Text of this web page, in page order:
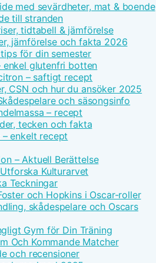
med sevärdheter, mat & boende
till stranden
tidtabell & jämförelse
jämförelse och fakta 2026
för din semester
enkel glutenfri botten
– saftigt recept
CSN och hur du ansöker 2025
och säsongsinfo
– recept
tecken och fakta
enkelt recept
– Aktuell Berättelse
Kulturarvet
Teckningar
och Hopkins i Oscar-roller
skådespelare och Oscars
Gym för Din Träning
Och Kommande Matcher
och recensioner